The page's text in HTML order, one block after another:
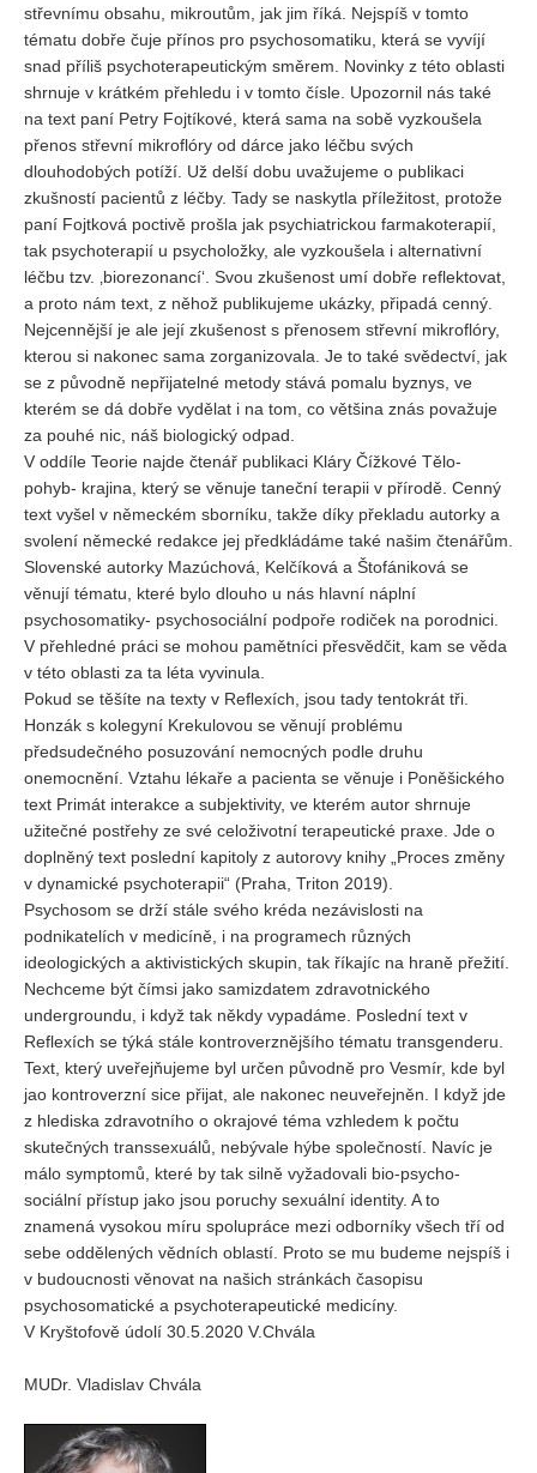
střevnímu obsahu, mikroutům, jak jim říká. Nejspíš v tomto
tématu dobře čuje přínos pro psychosomatiku, která se vyvíjí
snad příliš psychoterapeutickým směrem. Novinky z této oblasti
shrnuje v krátkém přehledu i v tomto čísle. Upozornil nás také
na text paní Petry Fojtíkové, která sama na sobě vyzkoušela
přenos střevní mikroflóry od dárce jako léčbu svých
dlouhodobých potíží. Už delší dobu uvažujeme o publikaci
zkušností pacientů z léčby. Tady se naskytla příležitost, protože
paní Fojtková poctivě prošla jak psychiatrickou farmakoterapií,
tak psychoterapií u psycholožky, ale vyzkoušela i alternativní
léčbu tzv. ‚biorezonancí‘. Svou zkušenost umí dobře reflektovat,
a proto nám text, z něhož publikujeme ukázky, připadá cenný.
Nejcennější je ale její zkušenost s přenosem střevní mikroflóry,
kterou si nakonec sama zorganizovala. Je to také svědectví, jak
se z původně nepřijatelné metody stává pomalu byznys, ve
kterém se dá dobře vydělat i na tom, co většina znás považuje
za pouhé nic, náš biologický odpad.
V oddíle Teorie najde čtenář publikaci Kláry Čížkové Tělo-
pohyb- krajina, který se věnuje taneční terapii v přírodě. Cenný
text vyšel v německém sborníku, takže díky překladu autorky a
svolení německé redakce jej předkládáme také našim čtenářům.
Slovenské autorky Mazúchová, Kelčíková a Štofániková se
věnují tématu, které bylo dlouho u nás hlavní náplní
psychosomatiky- psychosociální podpoře rodiček na porodnici.
V přehledné práci se mohou pamětníci přesvědčit, kam se věda
v této oblasti za ta léta vyvinula.
Pokud se těšíte na texty v Reflexích, jsou tady tentokrát tři.
Honzák s kolegyní Krekulovou se věnují problému
předsudečného posuzování nemocných podle druhu
onemocnění. Vztahu lékaře a pacienta se věnuje i Poněšického
text Primát interakce a subjektivity, ve kterém autor shrnuje
užitečné postřehy ze své celoživotní terapeutické praxe. Jde o
doplněný text poslední kapitoly z autorovy knihy „Proces změny
v dynamické psychoterapii“ (Praha, Triton 2019).
Psychosom se drží stále svého kréda nezávislosti na
podnikatelích v medicíně, i na programech různých
ideologických a aktivistických skupin, tak říkajíc na hraně přežití.
Nechceme být čímsi jako samizdatem zdravotnického
undergroundu, i když tak někdy vypadáme. Poslední text v
Reflexích se týká stále kontroverznějšího tématu transgenderu.
Text, který uveřejňujeme byl určen původně pro Vesmír, kde byl
jao kontroverzní sice přijat, ale nakonec neuveřejněn. I když jde
z hlediska zdravotního o okrajové téma vzhledem k počtu
skutečných transsexuálů, nebývale hýbe společností. Navíc je
málo symptomů, které by tak silně vyžadovali bio-psycho-
sociální přístup jako jsou poruchy sexuální identity. A to
znamená vysokou míru spolupráce mezi odborníky všech tří od
sebe oddělených vědních oblastí. Proto se mu budeme nejspíš i
v budoucnosti věnovat na našich stránkách časopisu
psychosomatické a psychoterapeutické medicíny.
V Kryštofově údolí 30.5.2020 V.Chvála
MUDr. Vladislav Chvála